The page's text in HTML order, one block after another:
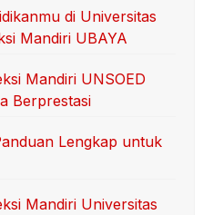
di Universitas
Mandiri UBAYA
Mandiri UNSOED
Berprestasi
Lengkap untuk
Mandiri Universitas